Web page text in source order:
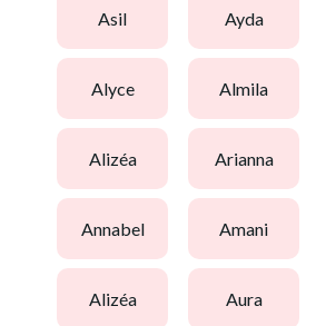
asil ayda
alyce almila
alizéa arianna
annabel amani
alizéa aura